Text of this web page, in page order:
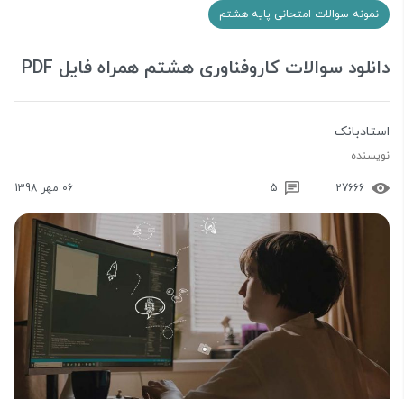
نمونه سوالات امتحانی پایه هشتم
دانلود سوالات کاروفناوری هشتم همراه فایل PDF
استادبانک
نویسنده
27666
5 06 مهر 1398